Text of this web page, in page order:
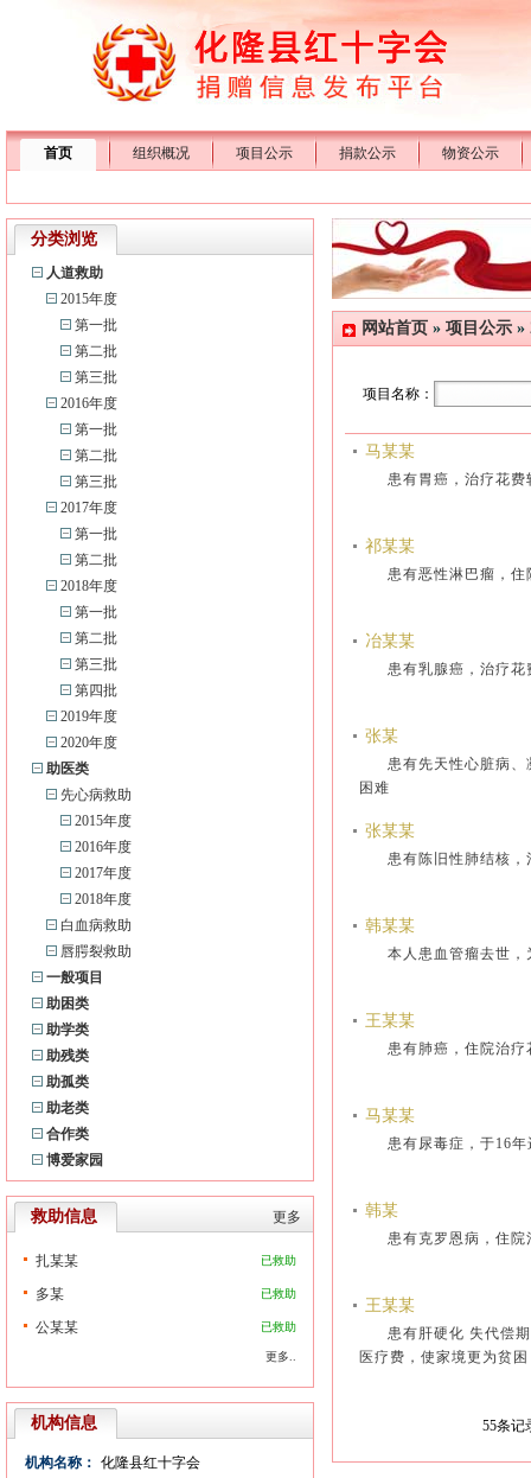
首页 组织概况 项目公示 捐款公示 物资公示
分类浏览
人道救助
2015年度
第一批
第二批
第三批
2016年度
第一批
第二批
第三批
2017年度
第一批
第二批
2018年度
第一批
第二批
第三批
第四批
2019年度
2020年度
助医类
先心病救助
2015年度
2016年度
2017年度
2018年度
白血病救助
唇腭裂救助
一般项目
助困类
助学类
助残类
助孤类
助老类
合作类
博爱家园
更多
救助信息
已救助
扎某某
已救助
多某
已救助
公某某
更多..
机构信息
机构名称： 化隆县红十字会
网站首页 » 项目公示 »
项目名称：
马某某
患有胃癌，治疗花
祁某某
患有恶性淋巴瘤，
冶某某
患有乳腺癌，治疗
张某
患有先天性心脏病
困难
张某某
患有陈旧性肺结核
韩某某
本人患血管瘤去世
王某某
患有肺癌，住院治
马某某
患有尿毒症，于16
韩某
患有克罗恩病，住
王某某
患有肝硬化 失代偿
医疗费，使家境更为
55条记